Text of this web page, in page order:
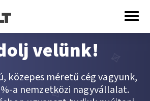
velünk!
közepes méretű cég vagyunk,
a nemzetközi nagyvállalat.